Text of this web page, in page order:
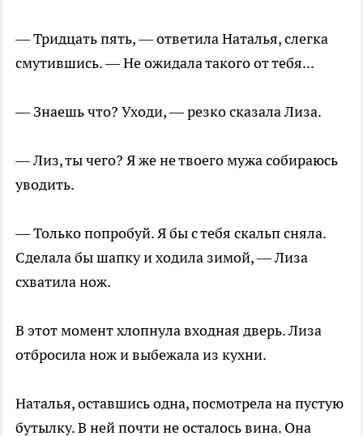
— Тридцать пять, — ответила Наталья, слегка
смутившись. — Не ожидала такого от тебя...
— Знаешь что? Уходи, — резко сказала Лиза.
— Лиз, ты чего? Я же не твоего мужа собираюсь
уводить.
— Только попробуй. Я бы с тебя скальп сняла.
Сделала бы шапку и ходила зимой, — Лиза
схватила нож.
В этот момент хлопнула входная дверь. Лиза
отбросила нож и выбежала из кухни.
Наталья, оставшись одна, посмотрела на пустую
бутылку. В ней почти не осталось вина. Она